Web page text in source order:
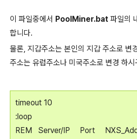
이 파일중에서 PoolMiner.bat 파일의
합니다.
물론, 지갑주소는 본인의 지갑 주소로 변
주소는 유럽주소나 미국주소로 변경 하시
timeout 10
:loop
REM Server/IP Port